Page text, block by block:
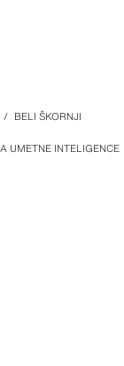
UMETNE INTELIGENCE
/ BELI ŠKORNJI